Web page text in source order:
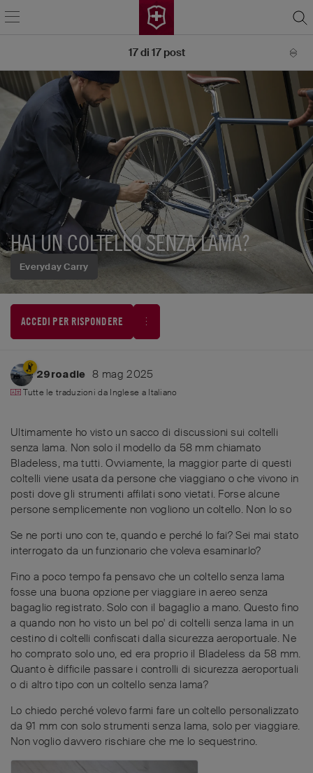
Everyday Carry
HAI UN COLTELLO SENZA LAMA?
ACCEDI PER RISPONDERE
17di 17post
29roadie 8 mag 2025
Tutte le traduzioni da Inglese a Italiano
Ultimamente ho visto un sacco di discussioni sui coltelli
senza lama. Non solo il modello da 58 mm chiamato
Bladeless, ma tutti. Ovviamente, la maggior parte di questi
coltelli viene usata da persone che viaggiano o che vivono in
posti dove gli strumenti affilati sono vietati. Forse alcune
persone semplicemente non vogliono un coltello. Non lo so
Se ne porti uno con te, quando e perché lo fai? Sei mai stato
interrogato da un funzionario che voleva esaminarlo?
Fino a poco tempo fa pensavo che un coltello senza lama
fosse una buona opzione per viaggiare in aereo senza
bagaglio registrato. Solo con il bagaglio a mano. Questo fino
a quando non ho visto un bel po' di coltelli senza lama in un
cestino di coltelli confiscati dalla sicurezza aeroportuale. Ne
ho comprato solo uno, ed era proprio il Bladeless da 58 mm.
Quanto è difficile passare i controlli di sicurezza aeroportuali
o di altro tipo con un coltello senza lama?
Lo chiedo perché volevo farmi fare un coltello personalizzato
da 91 mm con solo strumenti senza lama, solo per viaggiare.
Non voglio davvero rischiare che me lo sequestrino.